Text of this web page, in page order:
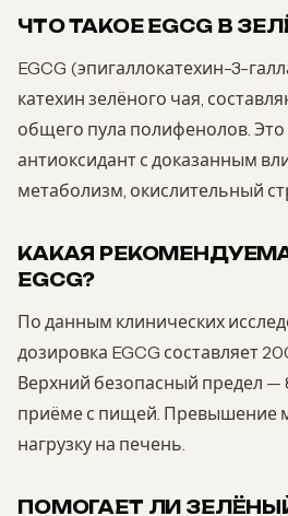
ЧТО ТАКОЕ EGCG В
EGCG (эпигаллокатехин-3-
катехин зелёного чая,
общего пула полифенолов.
антиоксидант с доказанным
метаболизм, окислительный
КАКАЯ
EGCG?
По данным клинических
дозировка EGCG составляет
Верхний безопасный предел —
приёме с пищей. Превышение
нагрузку на печень.
ПОМОГАЕТ ЛИ